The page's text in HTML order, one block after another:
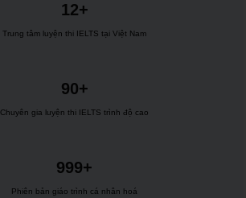
12+
Trung tâm luyện thi IELTS tại Việt Nam
90+
Chuyên gia luyện thi IELTS trình độ cao
999+
Phiên bản giáo trình cá nhân hoá